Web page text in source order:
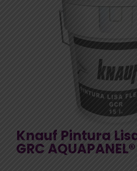
Knauf Pintura
GRC AQUAPANEL®